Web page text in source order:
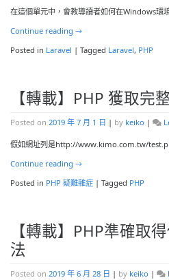
在這個單元中，會教導讀者如何在Windows環
Continue reading →
Posted in Laravel | Tagged Laravel, PHP
【轉載】PHP 獲取完
Posted on 2019 年 7 月 1 日 | by keiko |
假如網址列是http://www.kimo.com.tw/
Continue reading →
Posted in PHP 疑難雜症 | Tagged PHP
【轉載】PHP準確取
法
Posted on 2019 年 6 月 28 日 | by keiko |